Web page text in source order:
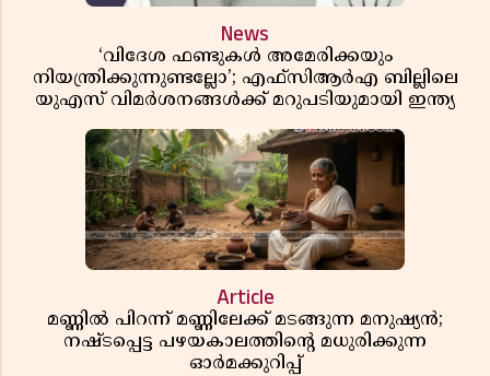
News
‘വിദേശ ഫണ്ടുകൾ അമേരിക്കയും
നിയന്ത്രിക്കുന്നുണ്ടല്ലോ’; എഫ്സിആർഎ ബില്ലിലെ
യുഎസ് വിമർശനങ്ങൾക്ക് മറുപടിയുമായി ഇന്ത്യ
Article
മണ്ണിൽ പിറന്ന് മണ്ണിലേക്ക് മടങ്ങുന്ന മനുഷ്യൻ;
നഷ്ടപ്പെട്ട പഴയകാലത്തിൻ്റെ മധുരിക്കുന്ന
ഓർമക്കുറിപ്പ്